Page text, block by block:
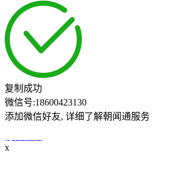
复制成功
微信号:18600423130
添加微信好友, 详细了解朝闻通服务
x